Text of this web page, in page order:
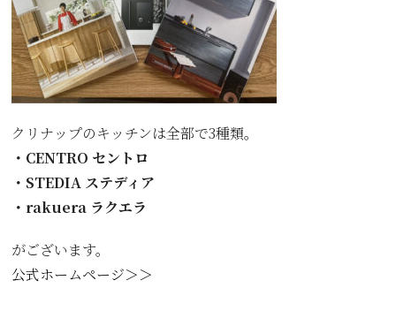
クリナップのキッチンは全部で3種類。
・CENTRO セントロ
・STEDIA ステディア
・rakuera ラクエラ
がございます。
公式ホームページ＞＞